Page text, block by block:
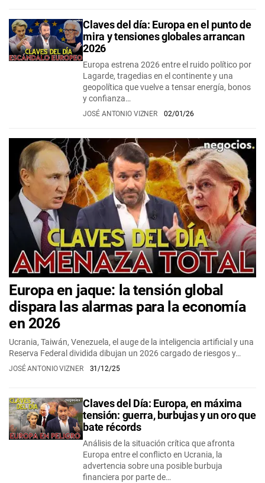
Claves del día: Europa en el punto de
mira y tensiones globales arrancan
2026
Europa estrena 2026 entre el ruido político por
Lagarde, tragedias en el continente y una
geopolítica que vuelve a tensar energía, bonos
y confianza…
JOSÉ ANTONIO VIZNER 02/01/26
Europa en jaque: la tensión global
dispara las alarmas para la economía
en 2026
Ucrania, Taiwán, Venezuela, el auge de la inteligencia artificial y una
Reserva Federal dividida dibujan un 2026 cargado de riesgos y…
JOSÉ ANTONIO VIZNER 31/12/25
Claves del Día: Europa, en máxima
tensión: guerra, burbujas y un oro que
bate récords
Análisis de la situación crítica que afronta
Europa entre el conflicto en Ucrania, la
advertencia sobre una posible burbuja
financiera por parte de…